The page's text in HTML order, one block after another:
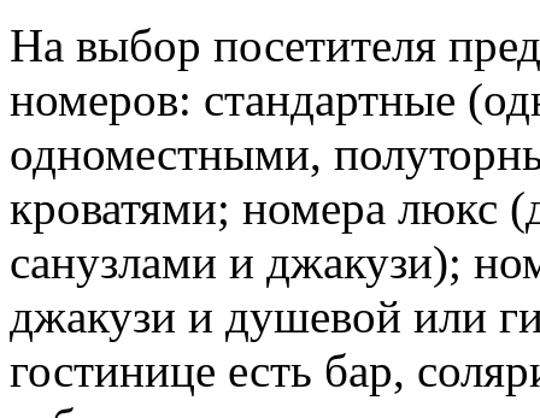
На выбор посетителя
номеров: стандартные
одноместными,
кроватями; номера люкс
санузлами и джакузи);
джакузи и душевой или
гостинице есть бар,